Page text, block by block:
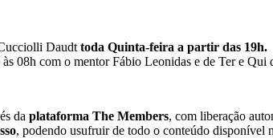
Daudt toda Quinta-feira a partir das 19h.
08h com o mentor Fábio Leonidas e de Ter e
da plataforma The Members, com liberação
, podendo usufruir de todo o conteúdo disponível